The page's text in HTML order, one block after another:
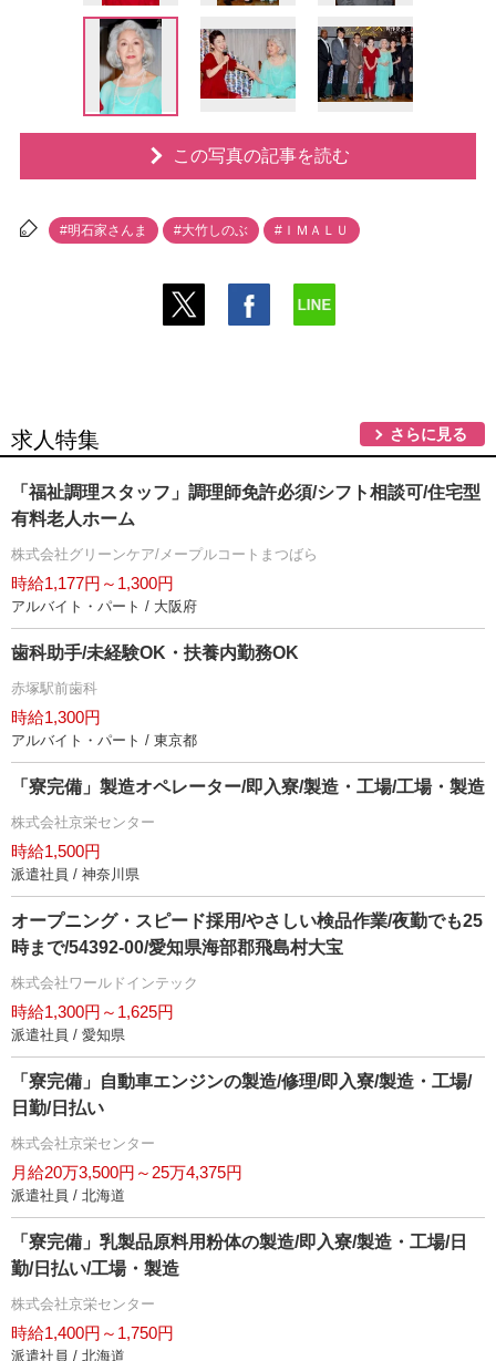
この写真の記事を読む
#明石家さんま #大竹しのぶ #ＩＭＡＬＵ
求人特集 さらに見る
「福祉調理スタッフ」調理師免許必須/シフト相談可/住宅型
有料老人ホーム
株式会社グリーンケア/メープルコートまつばら
時給1,177円～1,300円
アルバイト・パート / 大阪府
歯科助手/未経験OK・扶養内勤務OK
赤塚駅前歯科
時給1,300円
アルバイト・パート / 東京都
「寮完備」製造オペレーター/即入寮/製造・工場/工場・製造
株式会社京栄センター
時給1,500円
派遣社員 / 神奈川県
オープニング・スピード採用/やさしい検品作業/夜勤でも25
時まで/54392-00/愛知県海部郡飛島村大宝
株式会社ワールドインテック
時給1,300円～1,625円
派遣社員 / 愛知県
「寮完備」自動車エンジンの製造/修理/即入寮/製造・工場/
日勤/日払い
株式会社京栄センター
月給20万3,500円～25万4,375円
派遣社員 / 北海道
「寮完備」乳製品原料用粉体の製造/即入寮/製造・工場/日
勤/日払い/工場・製造
株式会社京栄センター
時給1,400円～1,750円
派遣社員 / 北海道